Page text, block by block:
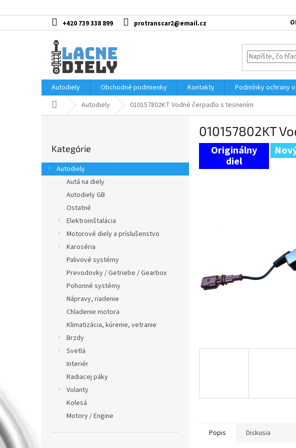
na
+420 739 338 899 protranscar2@email.cz
Autodiely Obchodné podmienky Kontakty Podmínky ochrany
DomovAutodiely 010157802KT Vodné čerpadlo s tesnením
ý
p
kategórie
Kategórie
Autodiely
Autá na diely
Autodiely GB
Ostatné
Elektroinštalácia
Motorové diely a príslušenstvo
Karoséria
Palivové systémy
Prevodovky / Getriebe / Gearbox
Pohonné systémy
Nápravy, riadenie
Chladenie motora
Klimatizácia, kúrenie, vetranie
Brzdy
Svetlá
Interiér
Radiacej páky
Volanty
Kolesá
Motory / Engine
010157802KT
Popis Diskusia